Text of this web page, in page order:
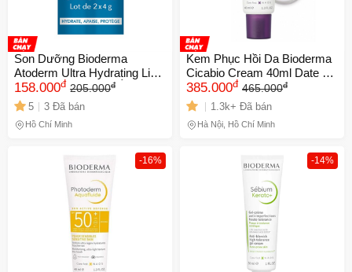
Son Dưỡng Bioderma
Atoderm Ultra Hydrating Lip
Stick (2 Cây) - Cấp Ẩm,
Mềm Môi, Chăm Sóc Đặc
Biệt cho Môi Khô
158.000đ 205.000đ
5 3 Đã bán
Hồ Chí Minh
Kem Phục Hồi Da Bioderma
Cicabio Cream 40ml Date xa
NK
385.000đ 465.000đ
1.3k+ Đã bán
Hà Nội, Hồ Chí Minh
-16% -14%